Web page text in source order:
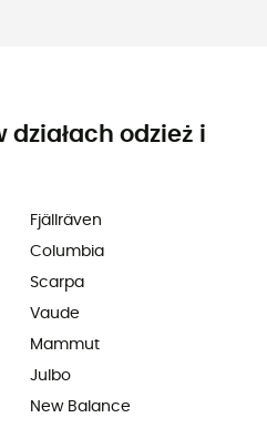
działach odzież i
Fjällräven
Columbia
Scarpa
Vaude
Mammut
Julbo
New Balance